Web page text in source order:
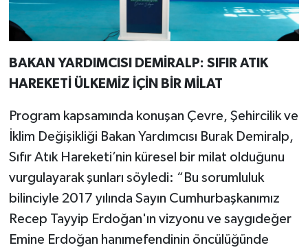
BAKAN YARDIMCISI DEMİRALP: SIFIR ATIK
HAREKETİ ÜLKEMİZ İÇİN BİR MİLAT
Program kapsamında konuşan Çevre, Şehircilik ve
İklim Değişikliği Bakan Yardımcısı Burak Demiralp,
Sıfır Atık Hareketi’nin küresel bir milat olduğunu
vurgulayarak şunları söyledi: “Bu sorumluluk
bilinciyle 2017 yılında Sayın Cumhurbaşkanımız
Recep Tayyip Erdoğan'ın vizyonu ve saygıdeğer
Emine Erdoğan hanımefendinin öncülüğünde